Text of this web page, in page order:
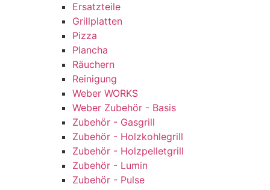
Ersatzteile
Grillplatten
Pizza
Plancha
Räuchern
Reinigung
Weber WORKS
Weber Zubehör - Basis
Zubehör - Gasgrill
Zubehör - Holzkohlegrill
Zubehör - Holzpelletgrill
Zubehör - Lumin
Zubehör - Pulse